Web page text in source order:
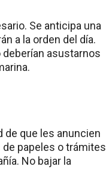
Se anticipa una
a la orden del día.
asustarnos
que les anuncien
papeles o trámites
No bajar la